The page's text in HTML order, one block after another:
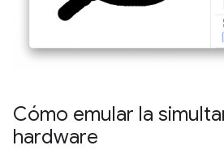
Cómo emular la
hardware